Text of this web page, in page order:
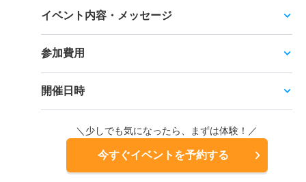
イベント内容・メッセージ
参加費用
開催日時
＼少しでも気になったら、まずは体験！／
今すぐイベントを予約する